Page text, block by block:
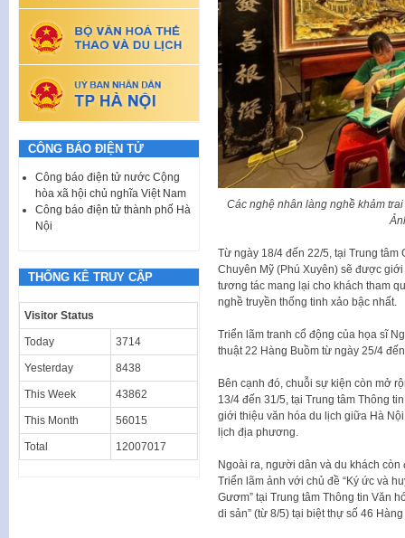
Các nghệ nhân làng nghề khảm
Từ ngày 18/4 đến 22/5, tại Trung
Chuyên Mỹ (Phú Xuyên) sẽ được
tương tác mang lại cho khách tham
nghề truyền thống tinh xảo bậc nhất.
Triển lãm tranh cổ động của họa sĩ
thuật 22 Hàng Buồm từ ngày 25/4
Bên cạnh đó, chuỗi sự kiện còn mở
13/4 đến 31/5, tại Trung tâm Thông
giới thiệu văn hóa du lịch giữa Hà
lịch địa phương.
Ngoài ra, người dân và du khách
Triển lãm ảnh với chủ đề “Ký ức và
Gươm” tại Trung tâm Thông tin Văn
di sản” (từ 8/5) tại biệt thự số 46
CÔNG BÁO ĐIỆN TỬ
Công báo điện tử nước Cộng
hòa xã hội chủ nghĩa Việt Nam
Công báo điện tử thành phố Hà
Nội
THỐNG KÊ TRUY CẬP
Visitor Status
Today 3714
Yesterday 8438
This Week 43862
This Month 56015
Total 12007017